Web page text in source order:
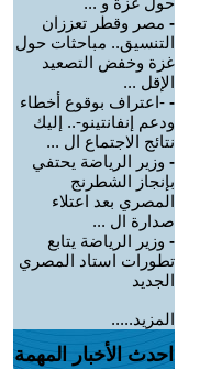
- مصر وقطر تعززان
التنسيق.. مباحثات حول
غزة وخفض التصعيد
الإقل ...
- -اعتراف بوقوع أخطاء
ودعم إنفانتينو-.. إليك
نتائج الاجتماع ال ...
- وزير الرياضة يحتفي
بإنجاز الشطرنج
المصري بعد اعتلاء
صدارة ال ...
- وزير الرياضة يتابع
تطورات استاد المصري
الجديد
المزيد.....
احدث الأخبار المهمة